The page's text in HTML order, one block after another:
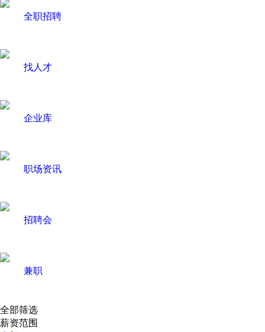
全职招聘
找人才
企业库
职场资讯
招聘会
兼职
全部筛选
薪资范围